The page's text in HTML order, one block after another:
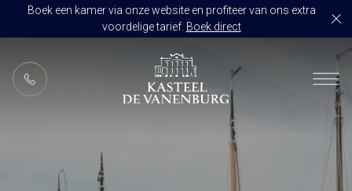
Boek een kamer via onze website en profiteer van ons extra
voordelige tarief. Boek direct
NL
CULINAIR GENIETEN ARRANGEMENT
ARRANGEMENTEN